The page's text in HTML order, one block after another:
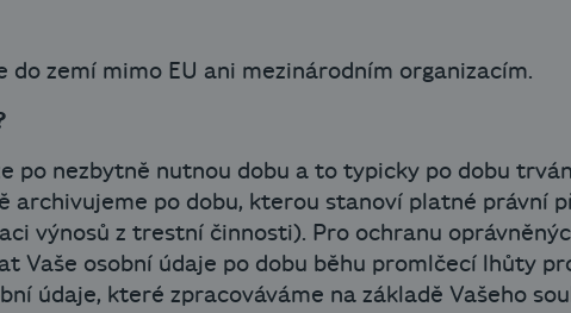
do zemí mimo EU ani mezinárodním organizacím.
po nezbytně nutnou dobu a to typicky po dobu
archivujeme po dobu, kterou stanoví platné právní
výnosů z trestní činnosti). Pro ochranu
Vaše osobní údaje po dobu běhu promlčecí lhůty
údaje, které zpracováváme na základě Vašeho